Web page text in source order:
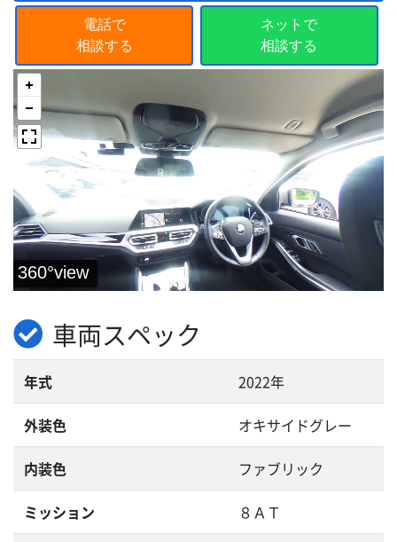
電話で
相談する
ネットで
相談する
車両スペック
年式 2022年
外装色 オキサイドグレー
内装色 ファブリック
ミッション ８ＡＴ